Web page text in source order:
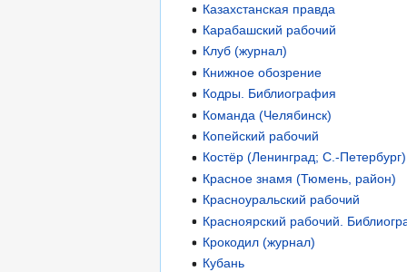
Казахстанская правда
Карабашский рабочий
Клуб (журнал)
Книжное обозрение
Кодры. Библиография
Команда (Челябинск)
Копейский рабочий
Костёр (Ленинград; С.-
Красное знамя (Тюмень, район)
Красноуральский рабочий
Красноярский рабочий.
Крокодил (журнал)
Кубань